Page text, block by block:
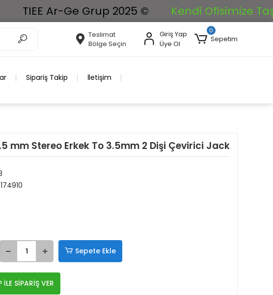
Ar-Ge Grup 2025 © Kendi Ofisimize
Teslimat
Bölge Seçin
Giriş Yap
Üye Ol
0
Sepetim
Sipariş Takip İletişim
mm Stereo Erkek To 3.5mm 2 Dişi Çevirici Jack
Sepete Ekle
SİPARİŞ VER